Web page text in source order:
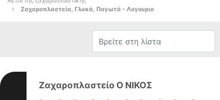
Ζαχαροπλαστεία, Γλυκά, Παγωτά - Λυγουριο
Ζαχαροπλαστείο Ο ΝΙΚΟΣ